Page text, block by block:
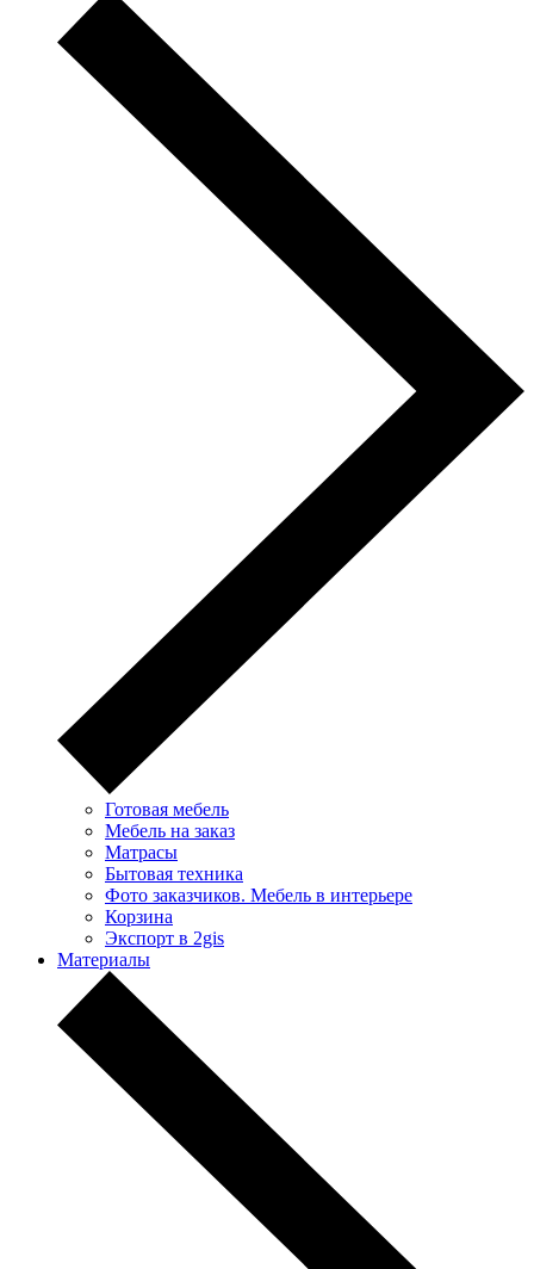
Готовая мебель
Мебель на заказ
Матрасы
Бытовая техника
Фото заказчиков. Мебель в интерьере
Корзина
Экспорт в 2gis
Материалы